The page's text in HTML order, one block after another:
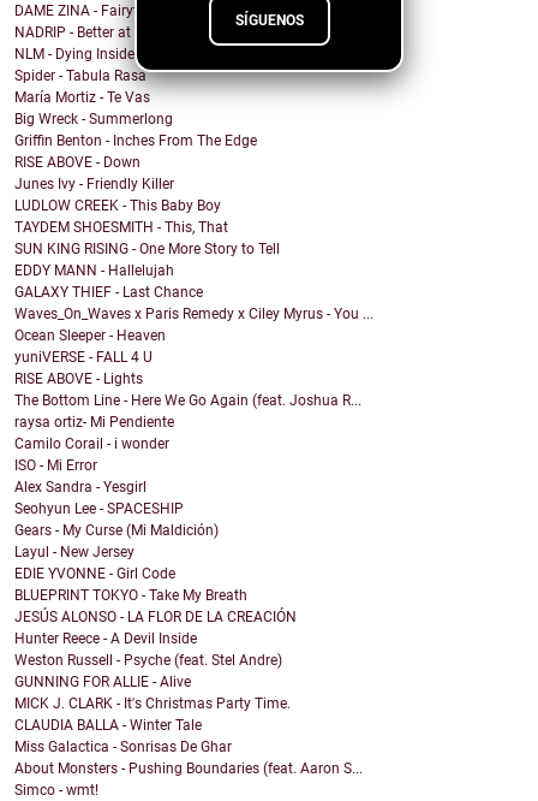
SÍGUENOS
DAME ZINA - Fairytales
NADRIP - Better at Goodbye
NLM - Dying Inside (Without You)
Spider - Tabula Rasa
María Mortiz - Te Vas
Big Wreck - Summerlong
Griffin Benton - Inches From The Edge
RISE ABOVE - Down
Junes Ivy - Friendly Killer
LUDLOW CREEK - This Baby Boy
TAYDEM SHOESMITH - This, That
SUN KING RISING - One More Story to Tell
EDDY MANN - Hallelujah
GALAXY THIEF - Last Chance
Waves_On_Waves x Paris Remedy x Ciley Myrus - You ...
Ocean Sleeper - Heaven
yuniVERSE - FALL 4 U
RISE ABOVE - Lights
The Bottom Line - Here We Go Again (feat. Joshua R...
raysa ortiz- Mi Pendiente
Camilo Corail - i wonder
ISO - Mi Error
Alex Sandra - Yesgirl
Seohyun Lee - SPACESHIP
Gears - My Curse (Mi Maldición)
Layul - New Jersey
EDIE YVONNE - Girl Code
BLUEPRINT TOKYO - Take My Breath
JESÚS ALONSO - LA FLOR DE LA CREACIÓN
Hunter Reece - A Devil Inside
Weston Russell - Psyche (feat. Stel Andre)
GUNNING FOR ALLIE - Alive
MICK J. CLARK - It's Christmas Party Time.
CLAUDIA BALLA - Winter Tale
Miss Galactica - Sonrisas De Ghar
About Monsters - Pushing Boundaries (feat. Aaron S...
Simco - wmt!